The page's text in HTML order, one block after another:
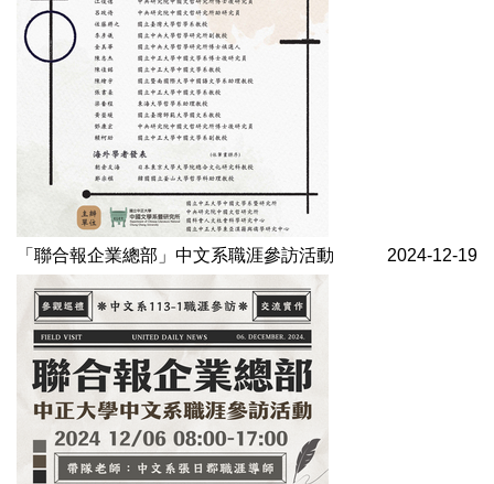
「聯合報企業總部」中文系職涯參訪活動 2024-12-19